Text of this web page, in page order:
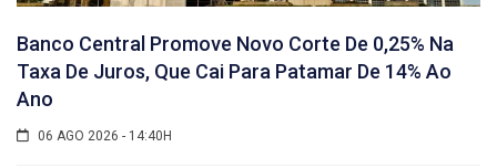
Banco Central Promove Novo Corte De 0,25% Na
Taxa De Juros, Que Cai Para Patamar De 14% Ao
Ano
06 AGO 2026 - 14:40H